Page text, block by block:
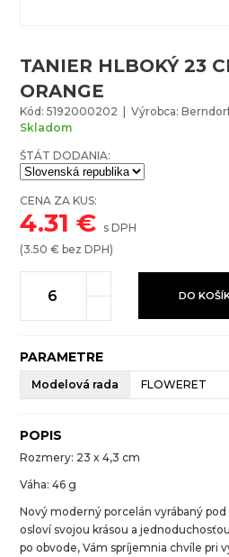
TANIER HLBOKÝ 23
ORANGE
Kód: 5192000202 | Výrobca:
Skladom
ŠTÁT DODANIA:
CENA ZA KUS:
4.31 € s DPH
(3.50 € bez DPH)
DO
PARAMETRE
Modelová rada FLOWERET
POPIS
Rozmery: 23 x 4,3 cm
Váha: 46 g
Nový moderný porcelán vyrábaný
osloví svojou krásou a
po obvode, Vám spríjemnia chvíle pri